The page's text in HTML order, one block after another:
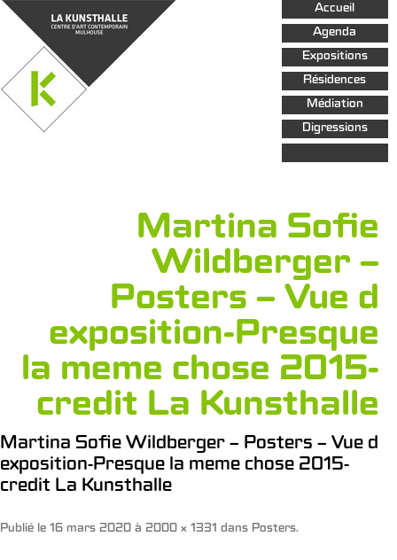
Aller au
contenu
principal
Accueil
Agenda
Expositions
Résidences
Médiation
Digressions
Martina Sofie
Wildberger –
Posters – Vue d
exposition-Presque
la meme chose 2015-
credit La Kunsthalle
Martina Sofie Wildberger – Posters – Vue d
exposition-Presque la meme chose 2015-
credit La Kunsthalle
Publié le 16 mars 2020 à 2000 × 1331 dans Posters.